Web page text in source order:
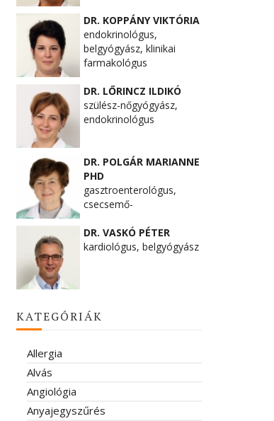
DR. KOPPÁNY VIKTÓRIA
endokrinológus,
belgyógyász, klinikai
farmakológus
DR. LŐRINCZ ILDIKÓ
szülész-nőgyógyász,
endokrinológus
DR. POLGÁR MARIANNE
PHD
gasztroenterológus,
csecsemő-
DR. VASKÓ PÉTER
kardiológus, belgyógyász
KATEGÓRIÁK
Allergia
Alvás
Angiológia
Anyajegyszűrés